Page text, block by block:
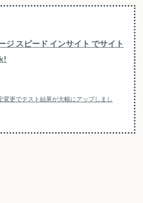
ジ スピード インサイト でサイト
変更でテスト結果が大幅にアップしまし